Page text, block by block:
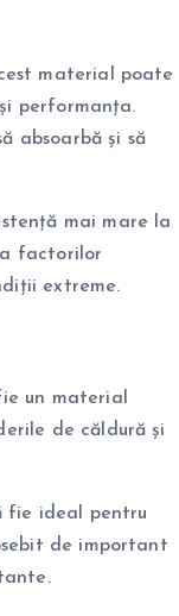
material poate
performanța.
absoarbă și să
mai mare la
factorilor
extreme.
un material
de căldură și
fie ideal pentru
de important